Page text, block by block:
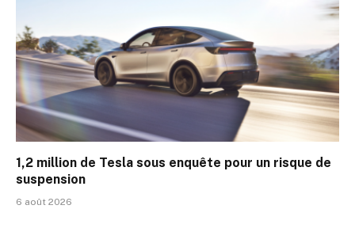
1,2 million de Tesla sous enquête pour un risque de
suspension
6 août 2026